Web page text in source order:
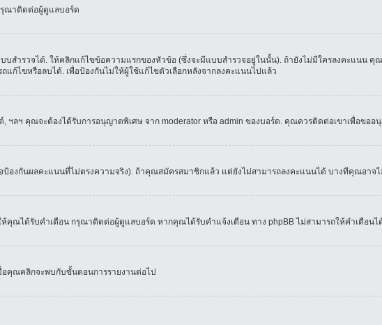
รุณาติดต่อผู้ดูแลบอร์ด
สำรวจได้. ให้คลิกแก้ไขข้อความแรกของหัวข้อ (ซึ่งจะมีแบบสำรวจอยู่ในนั้น). ถ้ายังไม่มีใครลงคะแนน
แก้ไขหรือลบได้. เพื่อป้องกันไม่ให้ผู้ใช้แก้ไขตัวเลือกหลังจากลงคะแนนไปแล้ว
ฯลฯ คุณจะต้องได้รับการอนุญาตพิเศษ จาก moderator หรือ admin ของบอร์ด. คุณควรติดต่อเขาเพื่อขออ
องกันผลคะแนนที่ไม่ตรงความจริง). ถ้าคุณสมัครสมาชิกแล้ว แต่ยังไม่สามารถลงคะแนนได้ บางทีคุณอาจ
ณได้รับคำเตือน กรุณาติดต่อผู้ดูแลบอร์ด หากคุณได้รับคำแจ้งเตือน ทาง phpBB ไม่สามารถให้คำเตือน
คุณคลิกจะพบกับขั้นตอนการรายงานต่อไป